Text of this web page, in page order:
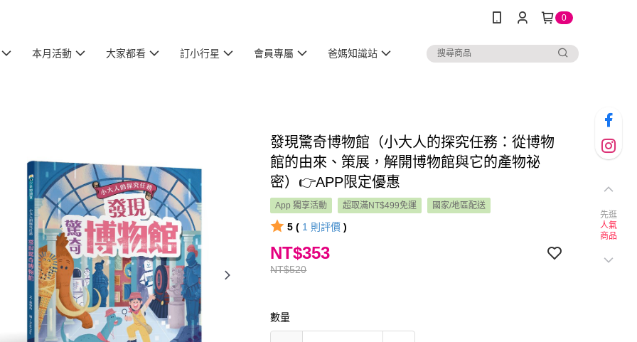
0
本月活動 大家都看 訂小行星 會員專屬 爸媽知識站
發現驚奇博物館（小大人的探究任務：從博物
館的由來、策展，解開博物館與它的產物祕
密）👉APP限定優惠
App 獨享活動 超取滿NT$499免運 國家/地區配送
5 ( 1 則評價 )
NT$520
NT$353
數量
先逛
人氣
商品